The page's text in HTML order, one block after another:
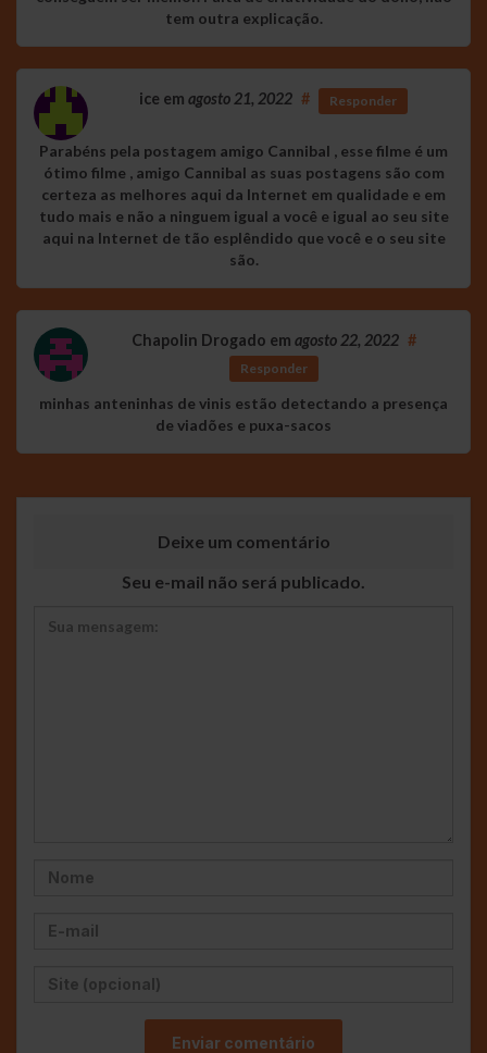
tem outra explicação.
ice em agosto 21, 2022 # Responder
Parabéns pela postagem amigo Cannibal , esse filme é um
ótimo filme , amigo Cannibal as suas postagens são com
certeza as melhores aqui da Internet em qualidade e em
tudo mais e não a ninguem igual a você e igual ao seu site
aqui na Internet de tão esplêndido que você e o seu site
são.
Chapolin Drogado em agosto 22, 2022 #
Responder
minhas anteninhas de vinis estão detectando a presença
de viadões e puxa-sacos
Deixe um comentário
Seu e-mail não será publicado.